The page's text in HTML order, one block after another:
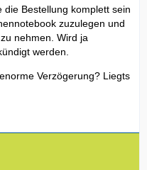
Bestellung komplett sein
zuzulegen und
nehmen. Wird ja
werden.
Verzögerung? Liegts